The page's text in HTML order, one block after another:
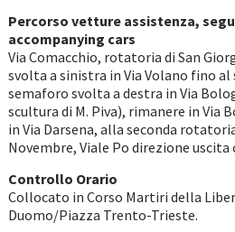
Percorso vetture assistenza,
accompanying cars
Via Comacchio, rotatoria di San
svolta a sinistra in Via Volano fino
semaforo svolta a destra in Via
scultura di M. Piva), rimanere in Via
in Via Darsena, alla seconda
Novembre, Viale Po direzione uscita
Controllo Orario
Collocato in Corso Martiri della
Duomo/Piazza Trento-Trieste.